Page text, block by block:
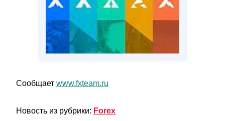
Сообщает www.fxteam.ru
Новость из рубрики: Forex